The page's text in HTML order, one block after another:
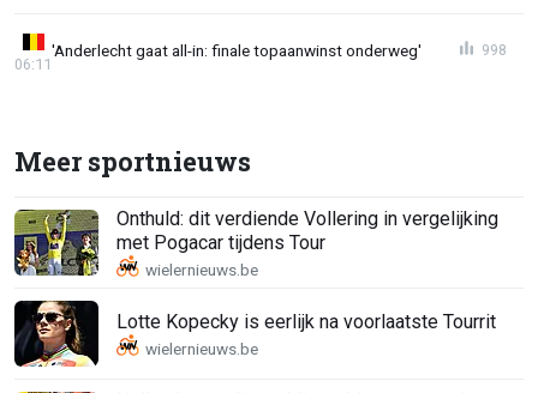
'Anderlecht gaat all-in: finale topaanwinst onderweg'
06:11
998
Meer sportnieuws
Onthuld: dit verdiende Vollering in vergelijking
met Pogacar tijdens Tour
Lotte Kopecky is eerlijk na voorlaatste Tourrit